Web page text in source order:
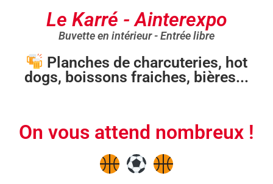
Le Karré - Ainterexpo
Buvette en intérieur - Entrée libre
Planches de charcuteries, hot
dogs, boissons fraiches, bières...
On vous attend nombreux !